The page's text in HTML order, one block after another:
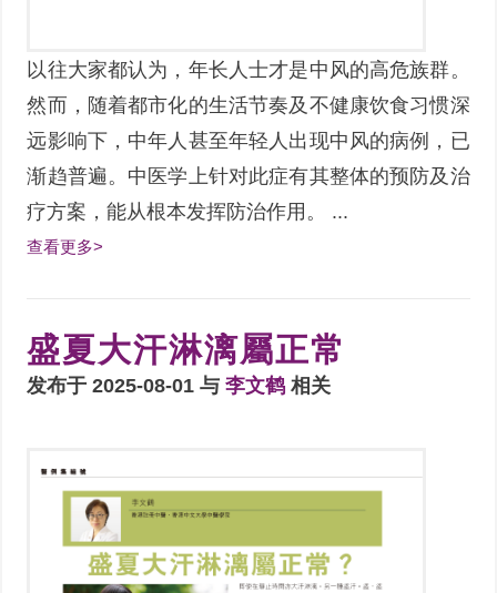
以往大家都认为，年长人士才是中风的高危族群。
然而，随着都市化的生活节奏及不健康饮食习惯深
远影响下，中年人甚至年轻人出现中风的病例，已
渐趋普遍。中医学上针对此症有其整体的预防及治
疗方案，能从根本发挥防治作用。 ...
查看更多>
盛夏大汗淋漓屬正常
发布于 2025-08-01 与李文鹤相关